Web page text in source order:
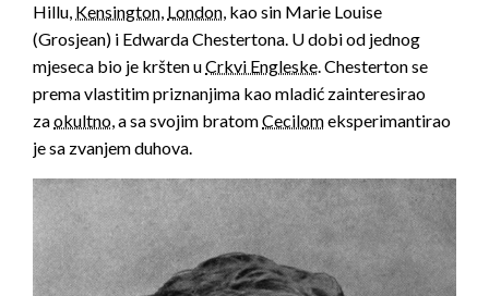
Hillu, Kensington, London, kao sin Marie Louise
(Grosjean) i Edwarda Chestertona. U dobi od jednog
mjeseca bio je kršten uCrkvi Engleske. Chesterton se
prema vlastitim priznanjima kao mladić zainteresirao
zaokultno, a sa svojim bratomCecilomeksperimantirao
je sa zvanjem duhova.